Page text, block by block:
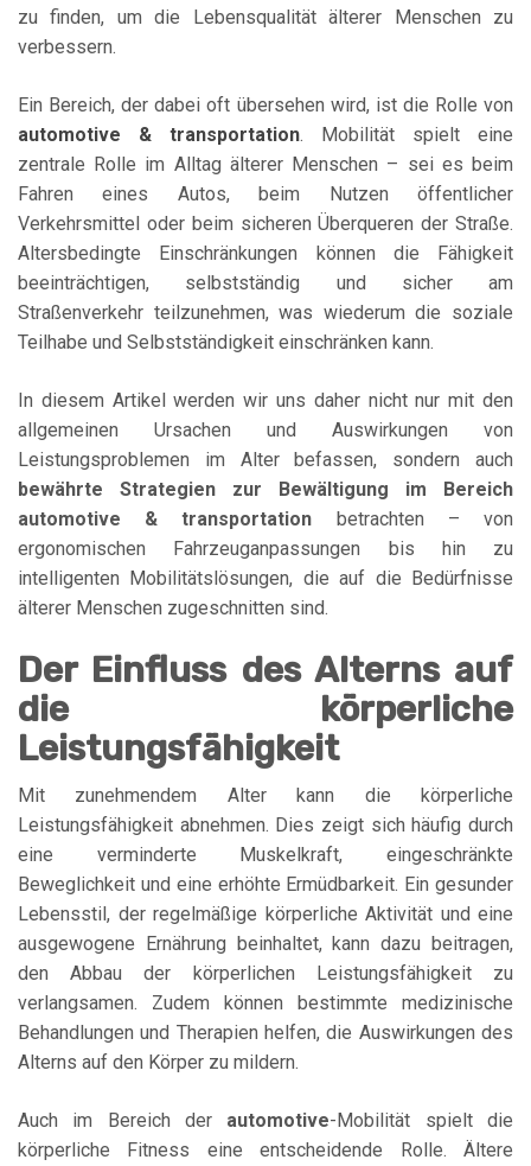
zu finden, um die Lebensqualität älterer Menschen zu
verbessern.
Ein Bereich, der dabei oft übersehen wird, ist die Rolle von
automotive & transportation. Mobilität spielt eine
zentrale Rolle im Alltag älterer Menschen – sei es beim
Fahren eines Autos, beim Nutzen öffentlicher
Verkehrsmittel oder beim sicheren Überqueren der Straße.
Altersbedingte Einschränkungen können die Fähigkeit
beeinträchtigen, selbstständig und sicher am
Straßenverkehr teilzunehmen, was wiederum die soziale
Teilhabe und Selbstständigkeit einschränken kann.
In diesem Artikel werden wir uns daher nicht nur mit den
allgemeinen Ursachen und Auswirkungen von
Leistungsproblemen im Alter befassen, sondern auch
bewährte Strategien zur Bewältigung im Bereich
automotive & transportation betrachten – von
ergonomischen Fahrzeuganpassungen bis hin zu
intelligenten Mobilitätslösungen, die auf die Bedürfnisse
älterer Menschen zugeschnitten sind.
Der Einfluss des Alterns auf
die körperliche
Leistungsfähigkeit
Mit zunehmendem Alter kann die körperliche
Leistungsfähigkeit abnehmen. Dies zeigt sich häufig durch
eine verminderte Muskelkraft, eingeschränkte
Beweglichkeit und eine erhöhte Ermüdbarkeit. Ein gesunder
Lebensstil, der regelmäßige körperliche Aktivität und eine
ausgewogene Ernährung beinhaltet, kann dazu beitragen,
den Abbau der körperlichen Leistungsfähigkeit zu
verlangsamen. Zudem können bestimmte medizinische
Behandlungen und Therapien helfen, die Auswirkungen des
Alterns auf den Körper zu mildern.
Auch im Bereich der automotive-Mobilität spielt die
körperliche Fitness eine entscheidende Rolle. Ältere